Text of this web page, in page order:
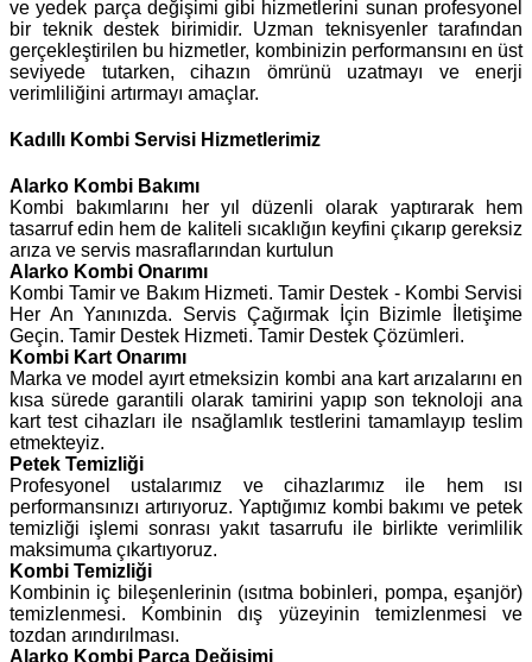
ve yedek parça değişimi gibi hizmetlerini sunan profesyonel
bir teknik destek birimidir. Uzman teknisyenler tarafından
gerçekleştirilen bu hizmetler, kombinizin performansını en üst
seviyede tutarken, cihazın ömrünü uzatmayı ve enerji
verimliliğini artırmayı amaçlar.
Kadıllı Kombi Servisi Hizmetlerimiz
Alarko Kombi Bakımı
Kombi bakımlarını her yıl düzenli olarak yaptırarak hem
tasarruf edin hem de kaliteli sıcaklığın keyfini çıkarıp gereksiz
arıza ve servis masraflarından kurtulun
Alarko Kombi Onarımı
Kombi Tamir ve Bakım Hizmeti. Tamir Destek - Kombi Servisi
Her An Yanınızda. Servis Çağırmak İçin Bizimle İletişime
Geçin. Tamir Destek Hizmeti. Tamir Destek Çözümleri.
Kombi Kart Onarımı
Marka ve model ayırt etmeksizin kombi ana kart arızalarını en
kısa sürede garantili olarak tamirini yapıp son teknoloji ana
kart test cihazları ile nsağlamlık testlerini tamamlayıp teslim
etmekteyiz.
Petek Temizliği
Profesyonel ustalarımız ve cihazlarımız ile hem ısı
performansınızı artırıyoruz. Yaptığımız kombi bakımı ve petek
temizliği işlemi sonrası yakıt tasarrufu ile birlikte verimlilik
maksimuma çıkartıyoruz.
Kombi Temizliği
Kombinin iç bileşenlerinin (ısıtma bobinleri, pompa, eşanjör)
temizlenmesi. Kombinin dış yüzeyinin temizlenmesi ve
tozdan arındırılması.
Alarko Kombi Parça Değişimi